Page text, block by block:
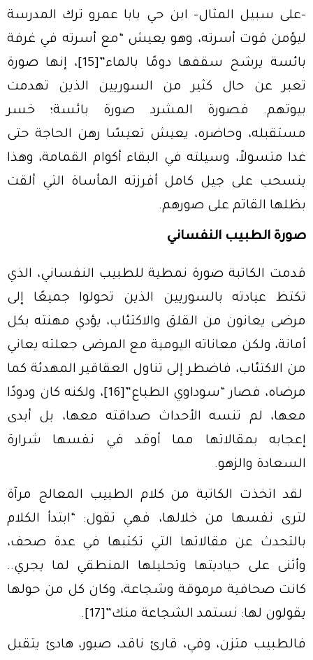
-على سبيل المثال- ابن حي بابا عمرو ترك المدرسة
ليؤمن قوت أسرته، وهو يعيش “مع أسرته في غرفة
بائسة يرشح سقفها دومًا بالماء”
، إنها صورة
تعبر عن حال كثير من السوريين الذين تهدمت
بيوتهم. فصورة المشرد صورة بائسة؛ خسر
مستقبله، وحاضره، يعيش تعيسًا رهن الحاجة حتى
غدا متسولاً، وسيلته في البقاء أكوام القمامة، وهذا
ينسحب على جيل كامل أفرزته المأساة التي ألقت
بظلها القاتم على صورهم.
صورة الطبيب النفساني
قدمت الكاتبة صورة نمطية للطبيب النفساني، الذي
تكتظ عيادته بالسوريين الذين تحولوا جميعًا إلى
مرضى يعانون من القلق والاكتئاب، يؤدي مهنته بكل
أمانة، ولكن معاناته اليومية مع المرضى جعلته يعاني
من الاكتئاب، فاضطر إلى تناول العقاقير المهدئة كما
مرضاه، فصار “سوداوي الطباع”
، ولكنه كان ودودًا
معها، لم تنسه الأحداث صداقته معها، بل أبدى
إعجابه بمقالاتها مما أوقد في نفسها شرارة
السعادة والزهو.
لقد اتخذت الكاتبة من كلام الطبيب المعالج مرآة
لترى نفسها من خلالها، فهي تقول: “ابتدأ الكلام
بالتحدث عن مقالاتها التي تكتبها في عدة صحف،
وأثنى على حياديتها وتحليلها المنطقي لما يجري..
كانت صحافية مرموقة وشجاعة، وكان كل من حولها
يقولون لها: نستمد الشجاعة منك”
.
فالطبيب متزن، وفي، قارئ ناقد، صبور، هادئ يتقبل